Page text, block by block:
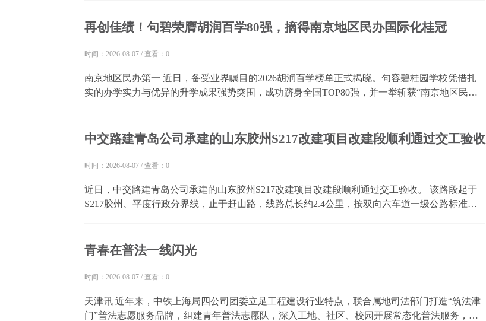
再创佳绩！句碧荣膺胡润百学80强，摘得南京地区民办国际化桂冠
时间：2026-08-07 / 查看：0
南京地区民办第一 近日，备受业界瞩目的2026胡润百学榜单正式揭晓。句容碧桂园学校凭借扎
实的办学实力与优异的升学成果强势突围，成功跻身全国TOP80强，并一举斩获“南京地区民办
中交路建青岛公司承建的山东胶州S217改建项目改建段顺利通过交工验收
时间：2026-08-07 / 查看：0
近日，中交路建青岛公司承建的山东胶州S217改建项目改建段顺利通过交工验收。 该路段起于
S217胶州、平度行政分界线，止于赶山路，线路总长约2.4公里，按双向六车道一级公路标准建
青春在普法一线闪光
时间：2026-08-07 / 查看：0
天津讯 近年来，中铁上海局四公司团委立足工程建设行业特点，联合属地司法部门打造“筑法津
门”普法志愿服务品牌，组建青年普法志愿队，深入工地、社区、校园开展常态化普法服务，用